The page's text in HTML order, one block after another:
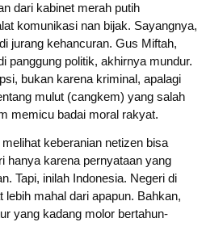
dari kabinet merah putih
komunikasi nan bijak. Sayangnya,
jurang kehancuran. Gus Miftah,
panggung politik, akhirnya mundur.
bukan karena kriminal, apalagi
mulut (cangkem) yang salah
memicu badai moral rakyat.
keberanian netizen bisa
hanya karena pernyataan yang
Tapi, inilah Indonesia. Negeri di
lebih mahal dari apapun. Bahkan,
yang kadang molor bertahun-